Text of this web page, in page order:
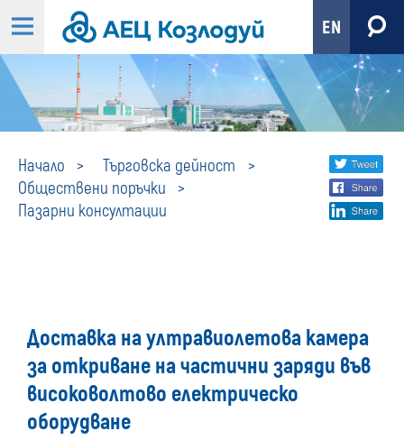
EN
Начало
Търговска дейност
Обществени поръчки
Пазарни консултации
Пазарни
консултации
Share
social
Доставка на ултравиолетова камера
за откриване на частични заряди във
високоволтово електрическо
оборудване